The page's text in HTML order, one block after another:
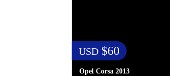
USD $60
Opel Corsa 2013